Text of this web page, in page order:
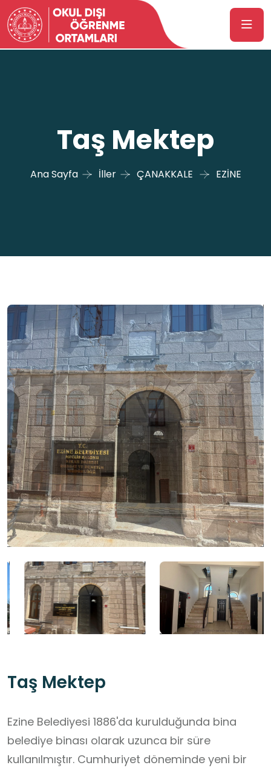
Taş Mektep
Ana Sayfa İller ÇANAKKALE EZİNE
Taş Mektep
Ezine Belediyesi 1886'da kurulduğunda bina
belediye binası olarak uzunca bir süre
kullanılmıştır. Cumhuriyet döneminde yeni bir